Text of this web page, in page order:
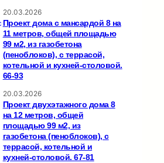
20.03.2026
Проект дома с мансардой 8 на
11 метров, общей площадью
99 м2, из газобетона
(пеноблоков), c террасой,
котельной и кухней-столовой.
66-93
20.03.2026
Проект двухэтажного дома 8
на 12 метров, общей
площадью 99 м2, из
газобетона (пеноблоков), c
террасой, котельной и
кухней-столовой. 67-81